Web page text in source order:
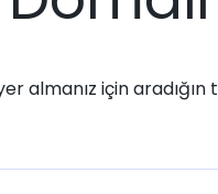
almanız için